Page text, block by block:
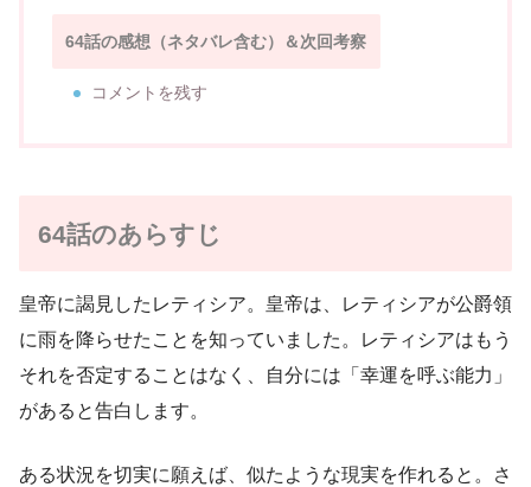
64話の感想（ネタバレ含む）＆次回考察
コメントを残す
64話のあらすじ
皇帝に謁見したレティシア。皇帝は、レティシアが公爵領
に雨を降らせたことを知っていました。レティシアはもう
それを否定することはなく、自分には「幸運を呼ぶ能力」
があると告白します。
ある状況を切実に願えば、似たような現実を作れると。さ